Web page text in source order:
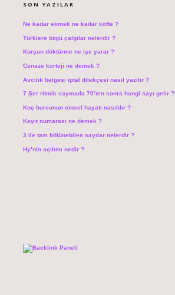
SON YAZILAR
Ne kadar ekmek ne kadar köfte ?
Türklere özgü çalgılar nelerdir ?
Kurşun döktürme ne işe yarar ?
Cenaze korteji ne demek ?
Avcılık belgesi iptal dilekçesi nasıl yazılır ?
7 Şer ritmik saymada 70’ten sonra hangi sayı gelir ?
Koç burcunun cinsel hayatı nasıldır ?
Kayıt numarası ne demek ?
3 ile tam bölünebilen sayılar nelerdir ?
Hy’nin açılımı nedir ?